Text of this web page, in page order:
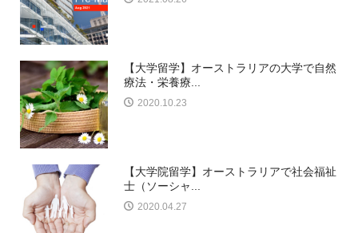
【大学留学】オーストラリアの大学で自然
療法・栄養療...
2020.10.23
【大学院留学】オーストラリアで社会福祉
士（ソーシャ...
2020.04.27